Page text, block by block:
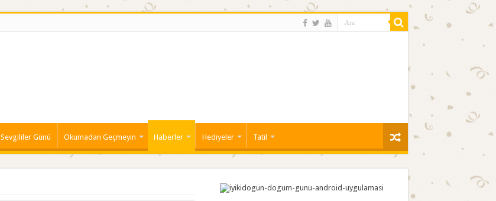
Sevgililer Günü Okumadan Geçmeyin Haberler Hediyeler Tatil